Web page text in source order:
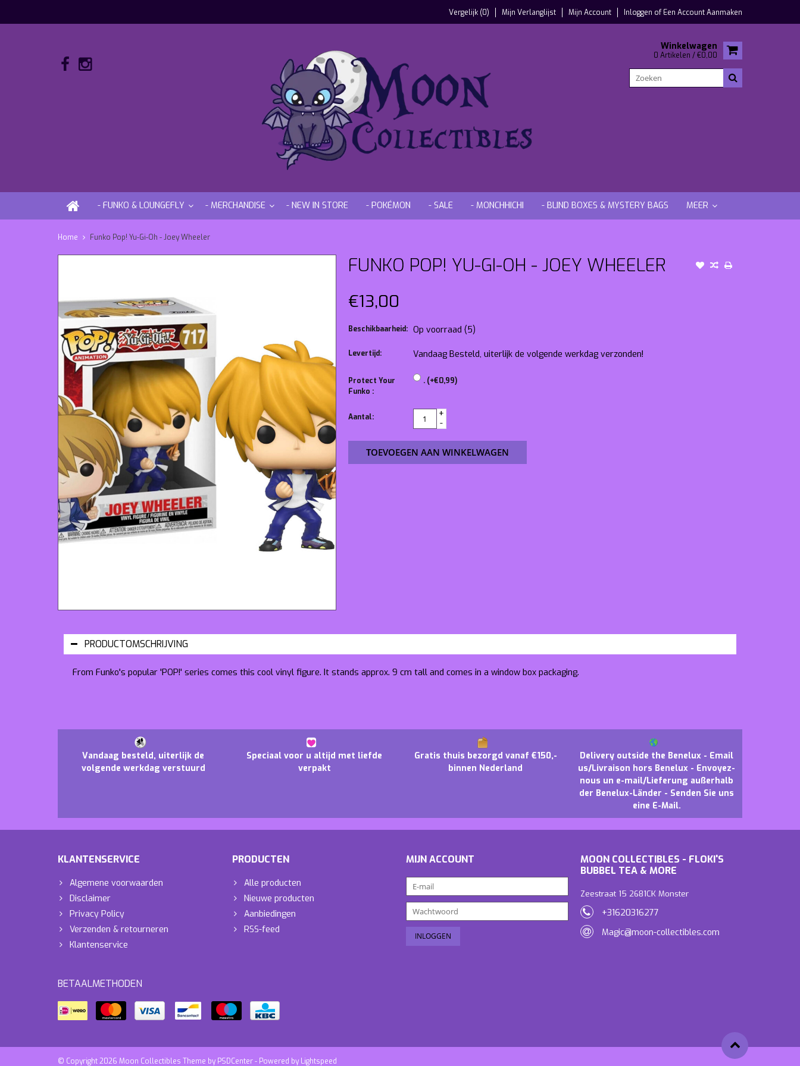
Vergelijk (0) Mijn Verlanglijst Mijn Account Inloggen ofEen Account Aanmaken
Winkelwagen
0 Artikelen / €0,00
- FUNKO & LOUNGEFLY - MERCHANDISE - NEW IN STORE - POKÉMON - SALE - MONCHHICHI - BLIND BOXES & MYSTERY BAGS MEER
Home Funko Pop! Yu-Gi-Oh - Joey Wheeler
FUNKO POP! YU-GI-OH - JOEY WHEELER
€13,00
Beschikbaarheid: Op voorraad (5)
Levertijd: Vandaag Besteld, uiterlijk de volgende werkdag verzonden!
Protect Your
Funko :
. (+€0,99)
Aantal:
+
-
TOEVOEGEN AAN WINKELWAGEN
PRODUCTOMSCHRIJVING
From Funko's popular 'POP!' series comes this cool vinyl figure. It stands approx. 9 cm tall and comes in a window box packaging.
Vandaag besteld, uiterlijk de
volgende werkdag verstuurd
Speciaal voor u altijd met liefde
verpakt
Gratis thuis bezorgd vanaf €150,-
binnen Nederland
Delivery outside the Benelux - Email
us/Livraison hors Benelux - Envoyez-
nous un e-mail/Lieferung außerhalb
der Benelux-Länder - Senden Sie uns
eine E-Mail.
KLANTENSERVICE
Algemene voorwaarden
Disclaimer
Privacy Policy
Verzenden & retourneren
Klantenservice
PRODUCTEN
Alle producten
Nieuwe producten
Aanbiedingen
RSS-feed
MIJN ACCOUNT
MOON COLLECTIBLES - FLOKI'S
BUBBEL TEA & MORE
Zeestraat 15 2681CK Monster
+31620316277
Magic@moon-collectibles.com
BETAALMETHODEN
© Copyright 2026 Moon Collectibles Theme by PSDCenter- Powered by Lightspeed